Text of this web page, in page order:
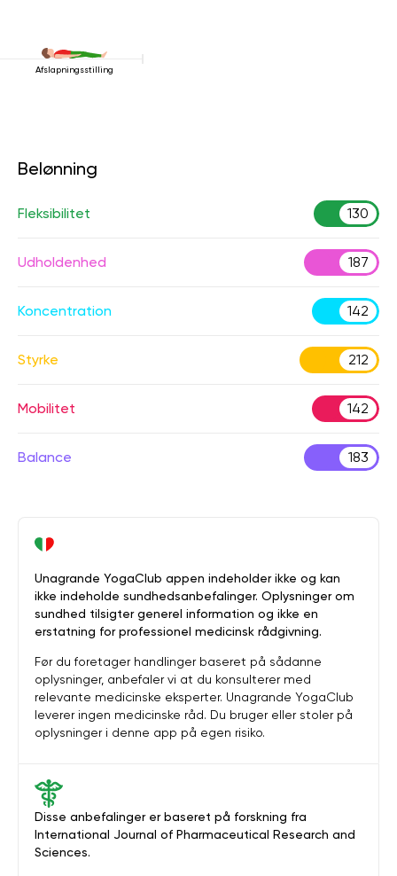
Afslapningsstilling
Belønning
Fleksibilitet 130
Udholdenhed 187
Koncentration 142
Styrke 212
Mobilitet 142
Balance 183
Disse anbefalinger er baseret på forskning fra
International Journal of Pharmaceutical Research and
Sciences.
Unagrande YogaClub appen indeholder ikke og kan
ikke indeholde sundhedsanbefalinger. Oplysninger om
sundhed tilsigter generel information og ikke en
erstatning for professionel medicinsk rådgivning.
Før du foretager handlinger baseret på sådanne
oplysninger, anbefaler vi at du konsulterer med
relevante medicinske eksperter. Unagrande YogaClub
leverer ingen medicinske råd. Du bruger eller stoler på
oplysninger i denne app på egen risiko.